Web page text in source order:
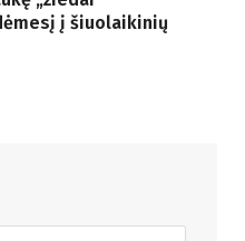
į šiuolaikinių